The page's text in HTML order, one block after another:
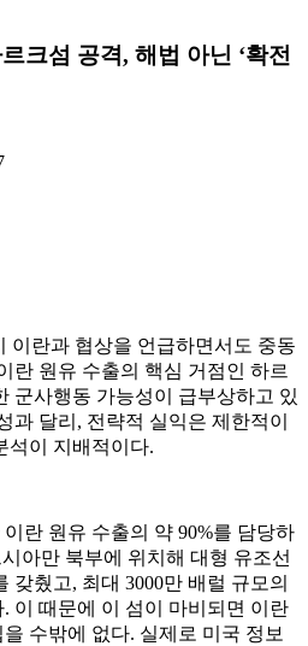
크섬 공격, 해법 아닌 ‘확전
이란과 협상을 언급하면서도 중동
란 원유 수출의 핵심 거점인 하르
군사행동 가능성이 급부상하고 있
과 달리, 전략적 실익은 제한적이
석이 지배적이다.
란 원유 수출의 약 90%를 담당하
아만 북부에 위치해 대형 유조선
갖췄고, 최대 3000만 배럴 규모의
이 때문에 이 섬이 마비되면 이란
수밖에 없다. 실제로 미국 정보